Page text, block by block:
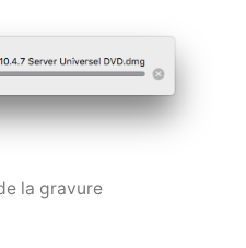
la gravure